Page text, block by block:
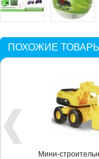
ПОХОЖИЕ ТОВАРЫ
Мини-